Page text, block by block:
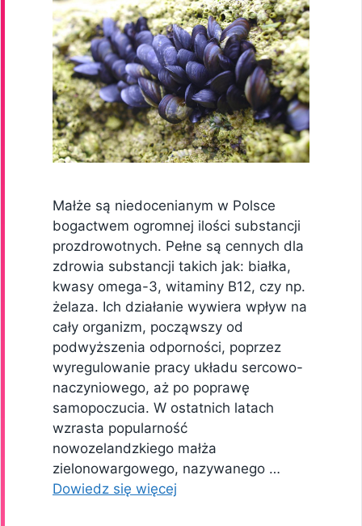
Małże są niedocenianym w Polsce
bogactwem ogromnej ilości substancji
prozdrowotnych. Pełne są cennych dla
zdrowia substancji takich jak: białka,
kwasy omega-3, witaminy B12, czy np.
żelaza. Ich działanie wywiera wpływ na
cały organizm, począwszy od
podwyższenia odporności, poprzez
wyregulowanie pracy układu sercowo-
naczyniowego, aż po poprawę
samopoczucia. W ostatnich latach
wzrasta popularność
nowozelandzkiego małża
zielonowargowego, nazywanego …
Dowiedz się więcej